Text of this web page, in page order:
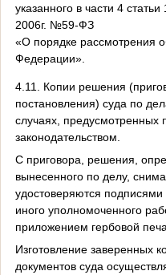
указанного в части 4
2006г. №59-ФЗ
«О порядке рассмотрения
Федерации».
4.11. Копии решения
постановления) суда по
случаях, предусмотренных
законодательством.
С приговора, решения,
вынесенного по делу,
удостоверяются подписями
иного уполномоченного
приложением гербовой
Изготовление заверенных
документов суда